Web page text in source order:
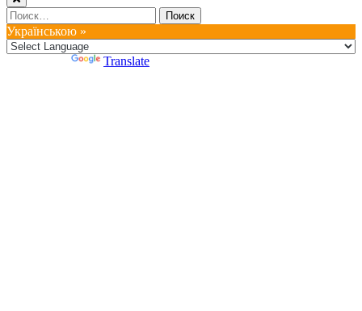
Найти:
Українською »
Translate